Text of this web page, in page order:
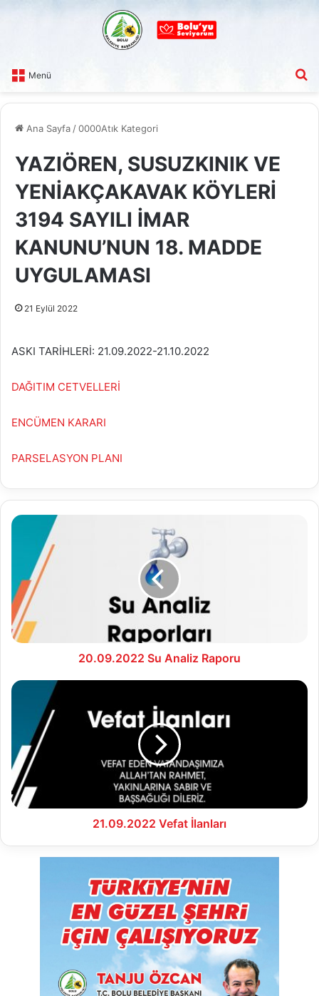
Menü
Ana Sayfa /0000Atık Kategori
YAZIÖREN, SUSUZKINIK VE
YENİAKÇAKAVAK KÖYLERİ
3194 SAYILI İMAR
KANUNU’NUN 18. MADDE
UYGULAMASI
21 Eylül 2022
ASKI TARİHLERİ: 21.09.2022-21.10.2022
DAĞITIM CETVELLERİ
ENCÜMEN KARARI
PARSELASYON PLANI
20.09.2022
Raporu
20.09.2022 Su Analiz Raporu
21.09.2022
21.09.2022 Vefat İlanları